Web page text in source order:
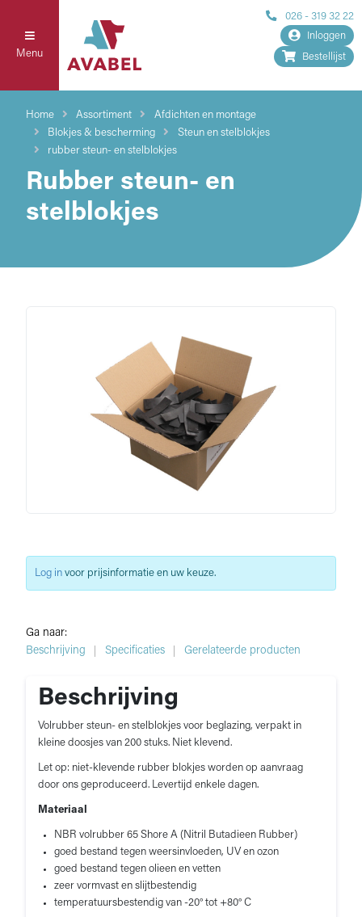
Menu
026 - 319 32 22
Inloggen
Bestellijst
Home Assortiment
Afdichten en montage
Blokjes & bescherming
Steun en stelblokjes
rubber steun- en stelblokjes
Rubber steun- en
stelblokjes
Ga naar:
Beschrijving
Specificaties Gerelateerde producten
Beschrijving
Volrubber steun- en stelblokjes voor beglazing, verpakt in
kleine doosjes van 200 stuks. Niet klevend.
Let op: niet-klevende rubber blokjes worden op aanvraag
door ons geproduceerd. Levertijd enkele dagen.
Materiaal
NBR volrubber 65 Shore A (Nitril Butadieen Rubber)
goed bestand tegen weersinvloeden, UV en ozon
goed bestand tegen olieen en vetten
zeer vormvast en slijtbestendig
temperatuursbestendig van -20° tot +80° C
Log in voor prijsinformatie en uw keuze.